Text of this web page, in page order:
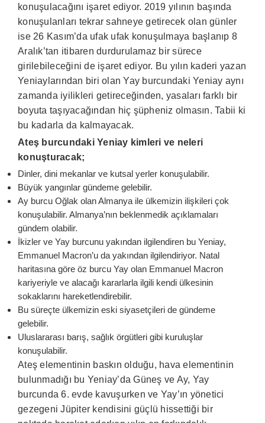
konuşulacağını işaret ediyor. 2019 yılının başında
konuşulanları tekrar sahneye getirecek olan günler
ise 26 Kasım’da ufak ufak konuşulmaya başlanıp 8
Aralık’tan itibaren durdurulamaz bir sürece
girilebileceğini de işaret ediyor. Bu yılın kaderi yazan
Yeniaylarından biri olan Yay burcundaki Yeniay aynı
zamanda iyilikleri getireceğinden, yasaları farklı bir
boyuta taşıyacağından hiç şüpheniz olmasın. Tabii ki
bu kadarla da kalmayacak.
Ateş burcundaki Yeniay kimleri ve neleri
konuşturacak;
Dinler, dini mekanlar ve kutsal yerler konuşulabilir.
Büyük yangınlar gündeme gelebilir.
Ay burcu Oğlak olan Almanya ile ülkemizin ilişkileri çok
konuşulabilir. Almanya’nın beklenmedik açıklamaları
gündem olabilir.
İkizler ve Yay burcunu yakından ilgilendiren bu Yeniay,
Emmanuel Macron’u da yakından ilgilendiriyor. Natal
haritasına göre öz burcu Yay olan Emmanuel Macron
kariyeriyle ve alacağı kararlarla ilgili kendi ülkesinin
sokaklarını hareketlendirebilir.
Bu süreçte ülkemizin eski siyasetçileri de gündeme
gelebilir.
Uluslararası barış, sağlık örgütleri gibi kuruluşlar
konuşulabilir.
Ateş elementinin baskın olduğu, hava elementinin
bulunmadığı bu Yeniay’da Güneş ve Ay, Yay
burcunda 6. evde kavuşurken ve Yay’ın yönetici
gezegeni Jüpiter kendisini güçlü hissettiği bir